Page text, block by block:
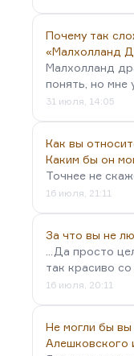
Почему так
«Малхолланд
Малхолланд
понять, но мне
31 июля, 14:05
Как вы
Каким бы он
Точнее не
16 июля, 21:11
За что вы не
...Да просто
так красиво со
16 июля, 20:11
Не могли бы
Алешковского